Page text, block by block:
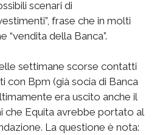
scenari di
frase che in molti
della Banca”.
settimane scorse contatti
con Bpm (già socia di Banca
era uscito anche il
che Equita avrebbe portato al
La questione è nota: